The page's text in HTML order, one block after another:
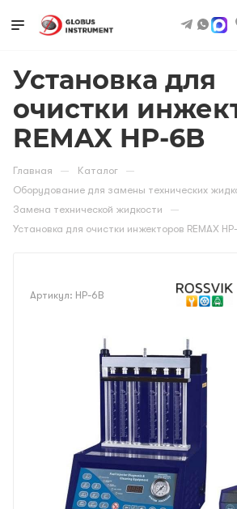
Установка для
очистки
REMAX HP-6B
Главная — Каталог —
Оборудование для замены технических
Замена технической жидкости —
Установка для очистки инжекторов REMAX
Артикул: HP-6B